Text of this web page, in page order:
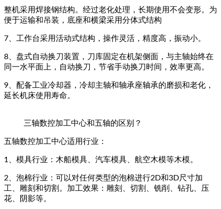
整机采用焊接钢结构。经过老化处理，长期使用不会变形。为
便于运输和吊装，底座和横梁采用分体式结构
7、工作台采用活动式结构，操作灵活，精度高，振动小。
8、盘式自动换刀装置，刀库固定在机架侧面，与主轴始终在
同一水平面上，自动换刀，节省手动换刀时间，效率更高。
9、配备工业冷却器，冷却主轴和轴承座轴承的磨损和老化，
延长机床使用寿命。
三轴数控加工中心和五轴的区别？
五轴数控加工中心适用行业：
1、模具行业：木船模具、汽车模具、航空木模等木模。
2、泡棉行业：可以对任何类型的泡棉进行2D和3D尺寸加
工、雕刻和切割。加工效果：雕刻、切割、铣削、钻孔、压
花、阴影等。